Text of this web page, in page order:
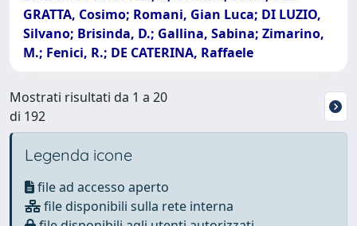
GRATTA, Cosimo; Romani, Gian Luca; DI LUZIO,
Silvano; Brisinda, D.; Gallina, Sabina; Zimarino,
M.; Fenici, R.; DE CATERINA, Raffaele
Mostrati risultati da 1 a 20
di 192
Legenda icone
file ad accesso aperto
file disponibili sulla rete interna